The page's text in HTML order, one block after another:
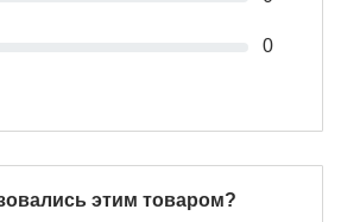
0
этим товаром?